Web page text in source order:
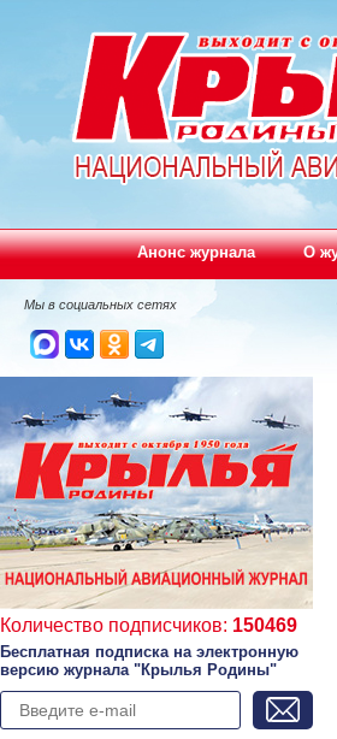
Анонс журнала О
Мы в социальных сетях
Количество подписчиков: 150469
Бесплатная подписка на электронную
версию журнала "Крылья Родины"